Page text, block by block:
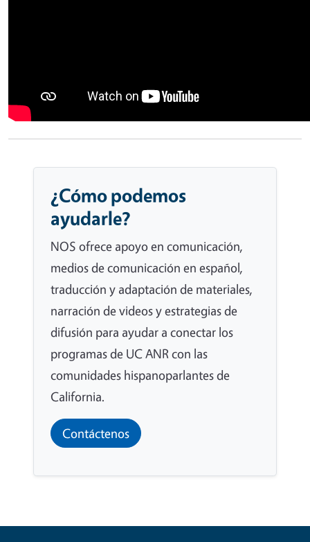
¿Cómo podemos
ayudarle?
NOS ofrece apoyo en comunicación,
medios de comunicación en español,
traducción y adaptación de materiales,
narración de videos y estrategias de
difusión para ayudar a conectar los
programas de UC ANR con las
comunidades hispanoparlantes de
California.
Contáctenos